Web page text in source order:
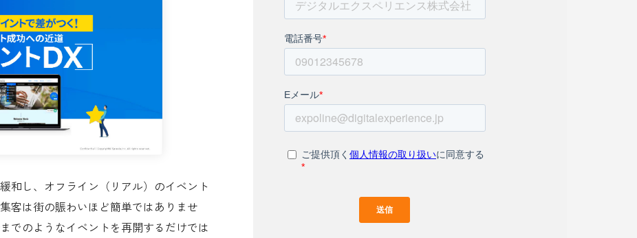
和し、オフライン（リアル）のイベント
客は街の賑わいほど簡単ではありませ
でのようなイベントを再開するだけでは